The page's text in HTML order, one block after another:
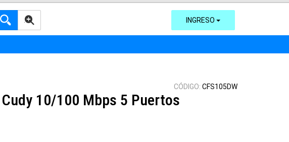
AVANZADA INGRESO
CÓDIGO: CFS105DW
10/100 Mbps 5 Puertos